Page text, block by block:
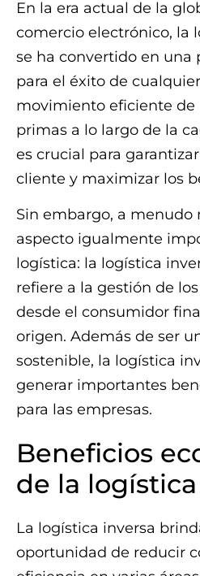
En la era actual de la
comercio electrónico, la
se ha convertido en una
para el éxito de
movimiento eficiente
primas a lo largo de la
es crucial para
cliente y maximizar los
Sin embargo, a menudo
aspecto igualmente
logística: la logística
refiere a la gestión de
desde el consumidor
origen. Además de ser
sostenible, la logística
generar importantes
para las empresas.
Beneficios
de la
La logística inversa
oportunidad de reducir